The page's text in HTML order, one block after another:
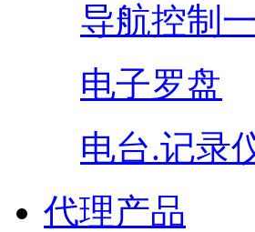
导航控制
电子罗盘
电台.记录
代理产品